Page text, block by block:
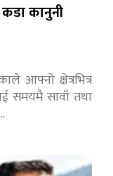
कानुनी
आफ्नो क्षेत्रभित्र
समयमै सावाँ तथा